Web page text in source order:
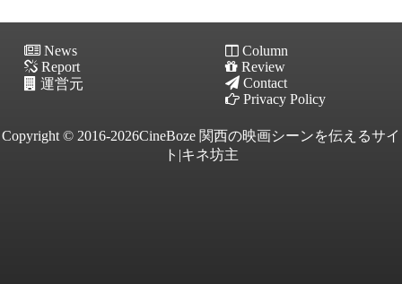
News
Column
Report
Review
運営元
Contact
Privacy Policy
Copyright © 2016-2026CineBoze 関西の映画シーンを伝えるサイ
ト|キネ坊主